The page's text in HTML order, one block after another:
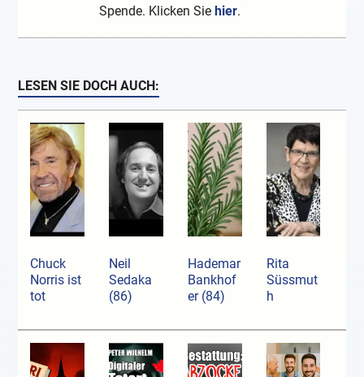
Spende. Klicken Siehier.
LESEN SIE DOCH AUCH:
Chuck
Norris ist
tot
Neil
Sedaka
(86)
Hademar
Bankhof
er (84)
Rita
Süssmut
h